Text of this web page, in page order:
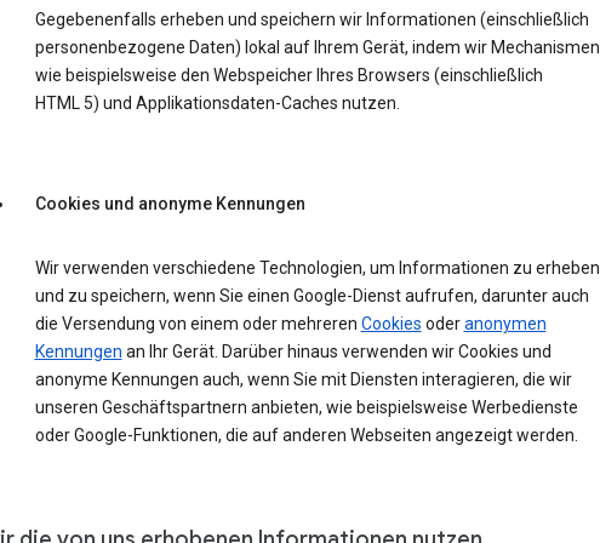
Gegebenenfalls erheben und speichern wir Informationen (einschließlich
personenbezogene Daten) lokal auf Ihrem Gerät, indem wir Mechanismen
wie beispielsweise den Webspeicher Ihres Browsers (einschließlich
HTML 5) und Applikationsdaten-Caches nutzen.
Cookies und anonyme Kennungen
Wir verwenden verschiedene Technologien, um Informationen zu erheben
und zu speichern, wenn Sie einen Google-Dienst aufrufen, darunter auch
die Versendung von einem oder mehreren Cookies oderanonymen
Kennungen an Ihr Gerät. Darüber hinaus verwenden wir Cookies und
anonyme Kennungen auch, wenn Sie mit Diensten interagieren, die wir
unseren Geschäftspartnern anbieten, wie beispielsweise Werbedienste
oder Google-Funktionen, die auf anderen Webseiten angezeigt werden.